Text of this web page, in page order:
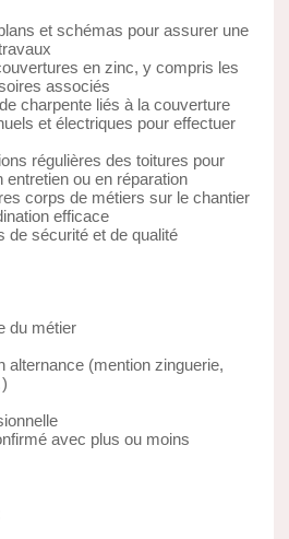
et schémas pour assurer une
en zinc, y compris les
associés
charpente liés à la couverture
et électriques pour effectuer
régulières des toitures pour
entretien ou en réparation
corps de métiers sur le chantier
efficace
de sécurité et de qualité
du métier
alternance (mention zinguerie,
avec plus ou moins